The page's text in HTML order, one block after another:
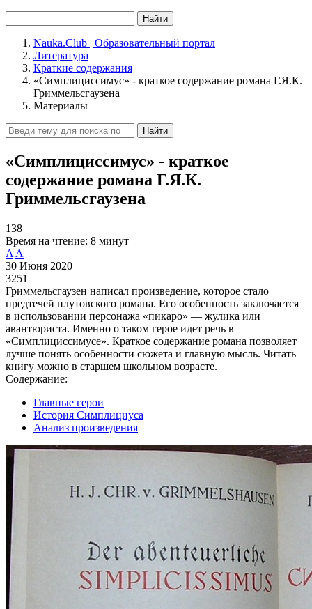
Найти
Nauka.Club | Образовательный портал
Литература
Краткие содержания
«Симплициссимус» - краткое содержание романа Г.Я.К.
Гриммельсгаузена
Материалы
Найти
«Симплициссимус» - краткое
содержание романа Г.Я.К.
Гриммельсгаузена
138
Время на чтение: 8 минут
A A
30 Июня 2020
3251
Гриммельсгаузен написал произведение, которое стало
предтечей плутовского романа. Его особенность заключается
в использовании персонажа «пикаро» — жулика или
авантюриста. Именно о таком герое идет речь в
«Симплициссимусе». Краткое содержание романа позволяет
лучше понять особенности сюжета и главную мысль. Читать
книгу можно в старшем школьном возрасте.
Содержание:
Главные герои
История Симплициуса
Анализ произведения